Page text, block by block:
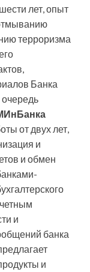
лет, опыт
терроризма
Банка
от двух лет,
и
и обмен
и
банка
и